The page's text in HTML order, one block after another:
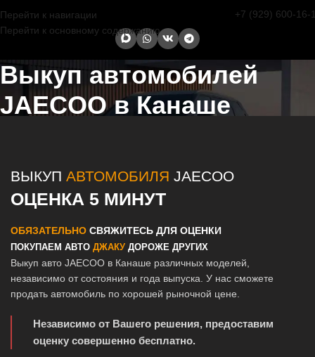
Перейти к навигации
Перейти к основному содержанию
+7 (929) 600-16-
Выкуп автомобилей
JAECOO в Канаше
ВЫКУП АВТОМОБИЛЯ JAECOO
ОЦЕНКА 5 МИНУТ
ОБЯЗАТЕЛЬНО СВЯЖИТЕСЬ ДЛЯ ОЦЕНКИ
ПОКУПАЕМ АВТО ДЖАКУ ДОРОЖЕ ДРУГИХ
Выкуп авто JAECOO в Канаше различных моделей,
независимо от состояния и года выпуска. У нас сможете
продать автомобиль по хорошей рыночной цене.
Независимо от Вашего решения, предоставим
оценку совершенно бесплатно.